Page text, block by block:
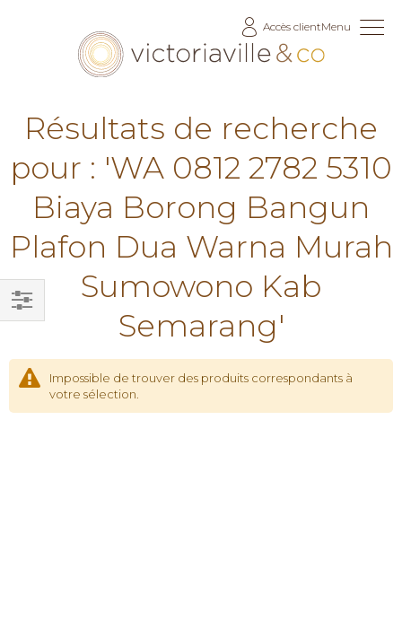
Accès clientMenu
Résultats de recherche
pour : 'WA 0812 2782 5310
Biaya Borong Bangun
Plafon Dua Warna Murah
Sumowono Kab
Semarang'
Impossible de trouver des produits correspondants à
votre sélection.
Filtrer